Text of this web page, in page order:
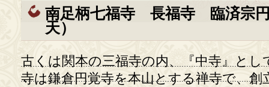
南足柄七福寺 長福寺 臨済宗
天）
古くは関本の三福寺の内、『中寺』と
寺は鎌倉円覚寺を本山とする禅寺で、創